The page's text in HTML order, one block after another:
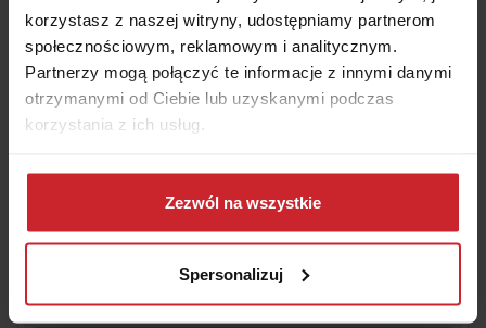
korzystasz z naszej witryny, udostępniamy partnerom
społecznościowym, reklamowym i analitycznym.
Partnerzy mogą połączyć te informacje z innymi danymi
otrzymanymi od Ciebie lub uzyskanymi podczas
korzystania z ich usług.
Dowiedz się więcej na temat tego, kim jesteśmy, jak
można się z nami skontaktować i w jaki sposób
przetwarzamy dane osobowe w ramachPolityki
Zezwól na wszystkie
Spersonalizuj
motoryzacyjnych.
Opierając na na statystykach, a nie
stereotypach, można wywnioskować, że to
panie prowadzą bezpieczniej, mają mniejszą
skłonność do brawury i ryzyka.
OC/AC– wyceń i kup w 2 minuty